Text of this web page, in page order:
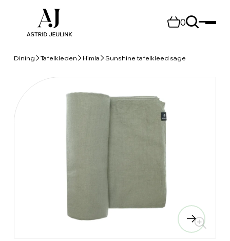
0
Dining Tafelkleden Himla Sunshine tafelkleed sage